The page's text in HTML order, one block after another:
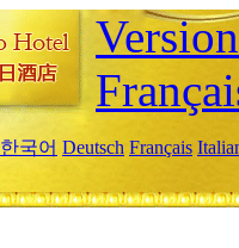
한국어 Deutsch Français